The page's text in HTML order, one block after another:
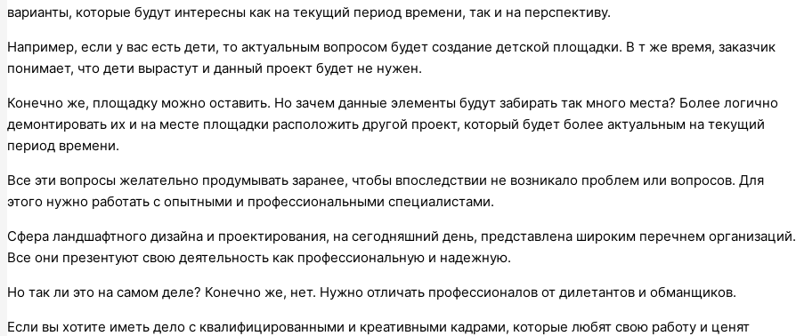
варианты, которые будут интересны как на текущий период времени, так и на перспективу.
Например, если у вас есть дети, то актуальным вопросом будет создание детской площадки. В т же время, заказчик
понимает, что дети вырастут и данный проект будет не нужен.
Конечно же, площадку можно оставить. Но зачем данные элементы будут забирать так много места? Более логично
демонтировать их и на месте площадки расположить другой проект, который будет более актуальным на текущий
период времени.
Все эти вопросы желательно продумывать заранее, чтобы впоследствии не возникало проблем или вопросов. Для
этого нужно работать с опытными и профессиональными специалистами.
Сфера ландшафтного дизайна и проектирования, на сегодняшний день, представлена широким перечнем организаций.
Все они презентуют свою деятельность как профессиональную и надежную.
Но так ли это на самом деле? Конечно же, нет. Нужно отличать профессионалов от дилетантов и обманщиков.
Если вы хотите иметь дело с квалифицированными и креативными кадрами, которые любят свою работу и ценят